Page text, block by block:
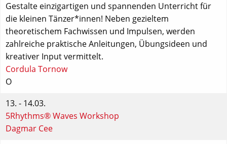
Gestalte einzigartigen und spannenden Unterricht für
die kleinen Tänzer*innen! Neben gezieltem
theoretischem Fachwissen und Impulsen, werden
zahlreiche praktische Anleitungen, Übungsideen und
kreativer Input vermittelt.
Cordula Tornow
O
13. - 14.03.
5Rhythms® Waves Workshop
Dagmar Cee